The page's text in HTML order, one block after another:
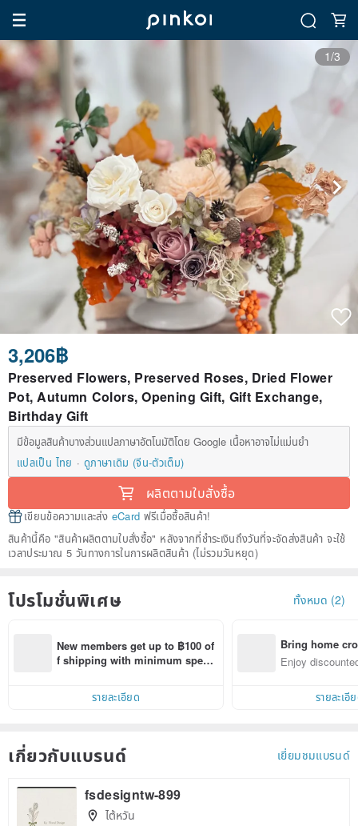
1/3
3,206฿
Preserved Flowers, Preserved Roses, Dried Flower
Pot, Autumn Colors, Opening Gift, Gift Exchange,
Birthday Gift
มีข้อมูลสินค้าบางส่วนแปลภาษาอัตโนมัติโดย Google เนื้อหาอาจไม่แม่นยำ
แปลเป็น ไทย
ดูภาษาเดิม (จีน-ตัวเต็ม)
ผลิตตามใบสั่งซื้อ
เขียนข้อความและส่ง eCard ฟรีเมื่อซื้อสินค้า!
สินค้านี้คือ "สินค้าผลิตตามใบสั่งซื้อ" หลังจากที่ชำระเงินถึงวันที่จะจัดส่งสินค้า จะใช้
เวลาประมาณ 5 วันทางการในการผลิตสินค้า (ไม่รวมวันหยุด)
โปรโมชั่นพิเศษ ทั้งหมด (2)
New members get up to ฿100 of
f shipping with minimum spen
within 7 days!
รายละเอียด
Bring home
n with ease
Enjoy
รายละเอี
เกี่ยวกับแบรนด์ เยี่ยมชมแบรนด์
fsdesigntw-899
ไต้หวัน